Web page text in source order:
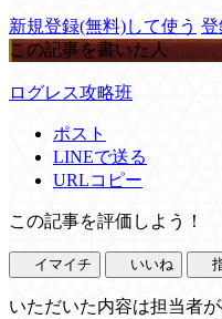
新規登録(無料)して使う 登
この記事を書いた人
ログレス攻略班
ポスト
LINEで送る
URLコピー
この記事を評価しよう！
イマイチ いいね
いただいた内容は担当者